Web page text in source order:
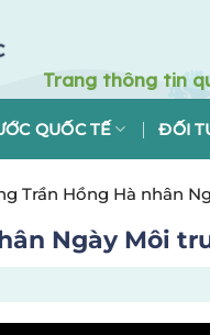
QUỐC TẾ ĐỐI
Trần Hồng Hà nhân
Ngày Môi